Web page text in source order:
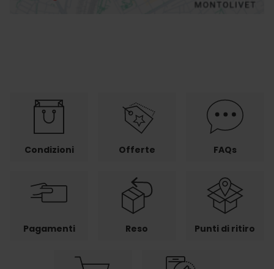
Condizioni Offerte FAQs
Pagamenti Reso Punti di ritiro